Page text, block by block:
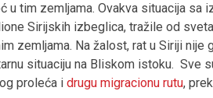
u tim zemljama. Ovakva situacija
Sirijskih izbeglica, tražile od
zemljama. Na žalost, rat u Siriji
situaciju na Bliskom istoku. Sve
proleća i drugu migracionu rutu,